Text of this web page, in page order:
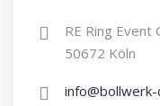
RE Ring
50672 Köln
info@bollwerk-